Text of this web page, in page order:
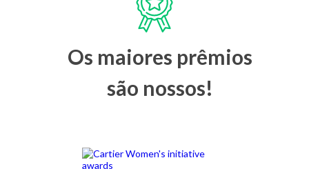
Os maiores prêmios
são nossos!